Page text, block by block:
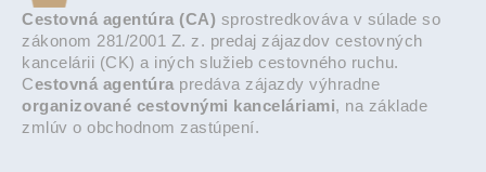
Cestovná agentúra (CA) sprostredkováva v súlade so
zákonom 281/2001 Z. z. predaj zájazdov cestovných
kancelárii (CK) a iných služieb cestovného ruchu.
Cestovná agentúra predáva zájazdy výhradne
organizované cestovnými kanceláriami, na základe
zmlúv o obchodnom zastúpení.